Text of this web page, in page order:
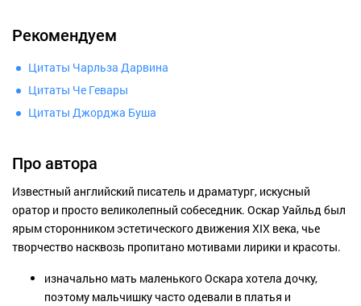
Рекомендуем
Цитаты Чарльза Дарвина
Цитаты Че Гевары
Цитаты Джорджа Буша
Про автора
Известный английский писатель и драматург, искусный
оратор и просто великолепный собеседник. Оскар Уайльд был
ярым сторонником эстетического движения XIX века, чье
творчество насквозь пропитано мотивами лирики и красоты.
изначально мать маленького Оскара хотела дочку,
поэтому мальчишку часто одевали в платья и